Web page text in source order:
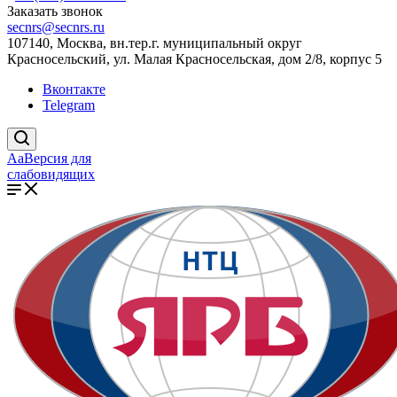
Заказать звонок
secnrs@secnrs.ru
107140, Москва, вн.тер.г. муниципальный округ
Красносельский, ул. Малая Красносельская, дом 2/8, корпус 5
Вконтакте
Telegram
AaВерсия для
слабовидящих